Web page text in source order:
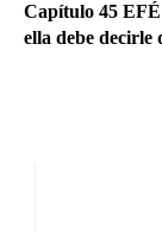
Capítulo 45
ella debe decirle